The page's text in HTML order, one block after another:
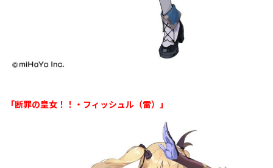
「断罪の皇女！！・フィッシュル（雷）」